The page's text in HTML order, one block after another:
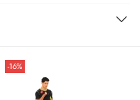
-16%